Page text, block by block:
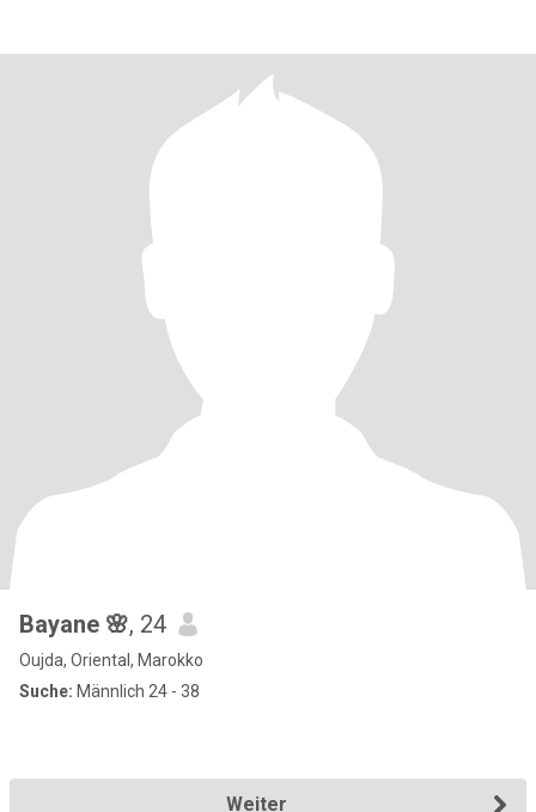
Bayane 🌸, 24
Oujda, Oriental, Marokko
Suche: Männlich 24 - 38
Weiter